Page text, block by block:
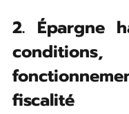
2. Épargne
conditions,
fiscalité